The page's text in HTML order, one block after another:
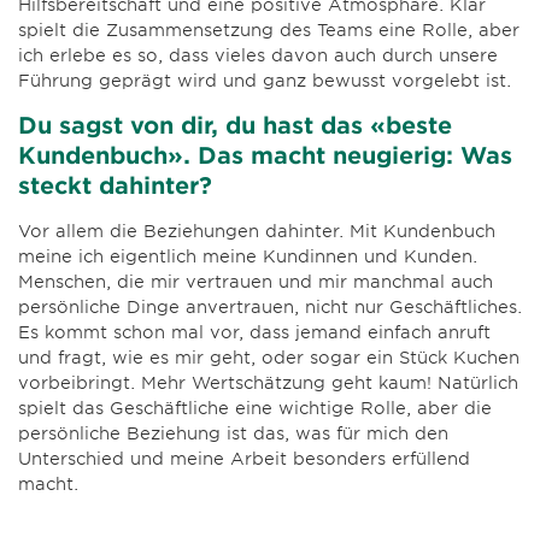
Hilfsbereitschaft und eine positive Atmosphäre. Klar
spielt die Zusammensetzung des Teams eine Rolle, aber
ich erlebe es so, dass vieles davon auch durch unsere
Führung geprägt wird und ganz bewusst vorgelebt ist.
Du sagst von dir, du hast das «beste
Kundenbuch». Das macht neugierig: Was
steckt dahinter?
Vor allem die Beziehungen dahinter. Mit Kundenbuch
meine ich eigentlich meine Kundinnen und Kunden.
Menschen, die mir vertrauen und mir manchmal auch
persönliche Dinge anvertrauen, nicht nur Geschäftliches.
Es kommt schon mal vor, dass jemand einfach anruft
und fragt, wie es mir geht, oder sogar ein Stück Kuchen
vorbeibringt. Mehr Wertschätzung geht kaum! Natürlich
spielt das Geschäftliche eine wichtige Rolle, aber die
persönliche Beziehung ist das, was für mich den
Unterschied und meine Arbeit besonders erfüllend
macht.